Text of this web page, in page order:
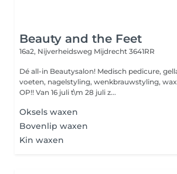
Beauty and the Feet
16a2, Nijverheidsweg Mijdrecht 3641RR
Dé all-in Beautysalon! Medisch pedicure,
voeten, nagelstyling, wenkbrauwstyling, waxen,
OP!! Van 16 juli t\m 28 juli z...
Oksels waxen
Bovenlip waxen
Kin waxen